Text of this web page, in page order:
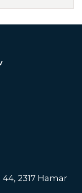
2317 Hamar